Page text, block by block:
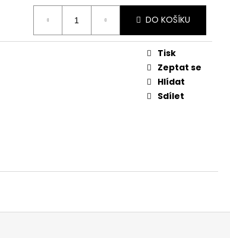
DO KOŠÍKU
Tisk
Zeptat se
Hlídat
Sdílet